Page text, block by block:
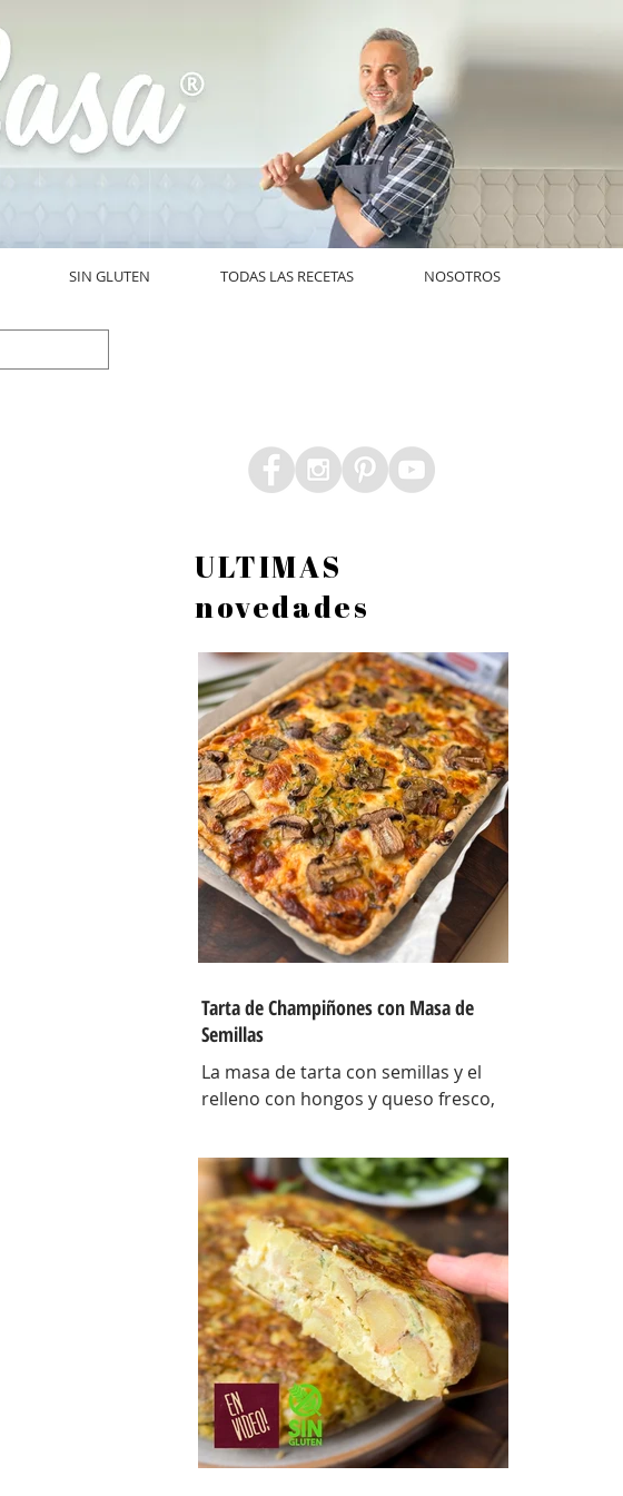
SIN GLUTEN TODAS LAS RECETAS NOSOTROS
ULTIMAS
novedades
Tarta de Champiñones con Masa de
Semillas
La masa de tarta con semillas y el
relleno con hongos y queso fresco,
una masa bien crocante con un
relleno con mucho sabor y bien
cremoso. INGREDIENTES Para la
masa: Harina 0000 280 gr, manteca
80 gr, mix de semillas (puse girasol,
lino y sesamo) 50 gr y agua 100 gr.
Para el relleno: Cebollas 2 u, queso
cremoso 200 gr, hongos fileteados
100 gr, huevos 3 u, tomillo 3/4 de
cdta, sal c/n, pimienta negra c/n,
crema de leche 200 gr y la par